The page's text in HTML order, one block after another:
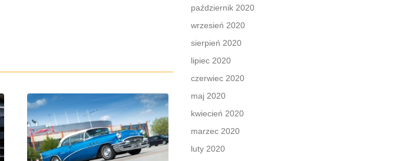
październik 2020
wrzesień 2020
sierpień 2020
lipiec 2020
czerwiec 2020
maj 2020
kwiecień 2020
marzec 2020
luty 2020